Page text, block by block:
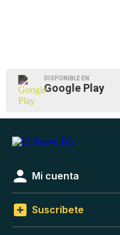
DISPONIBLE EN
Google Play
Mi cuenta
Suscríbete